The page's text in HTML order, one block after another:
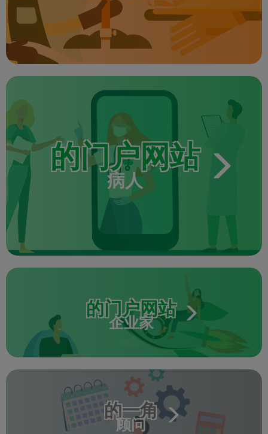
的门户网站
病人
的门户网站
企业家
的一角
顾问